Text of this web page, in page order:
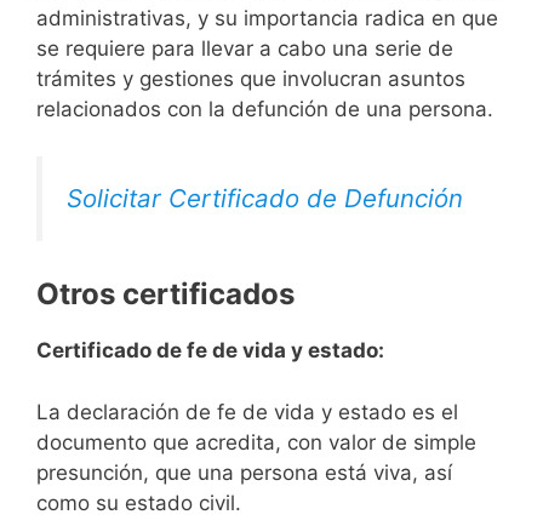
administrativas, y su importancia radica en que
se requiere para llevar a cabo una serie de
trámites y gestiones que involucran asuntos
relacionados con la defunción de una persona.
Solicitar Certificado de Defunción
Otros certificados
Certificado de fe de vida y estado:
La declaración de fe de vida y estado es el
documento que acredita, con valor de simple
presunción, que una persona está viva, así
como su estado civil.